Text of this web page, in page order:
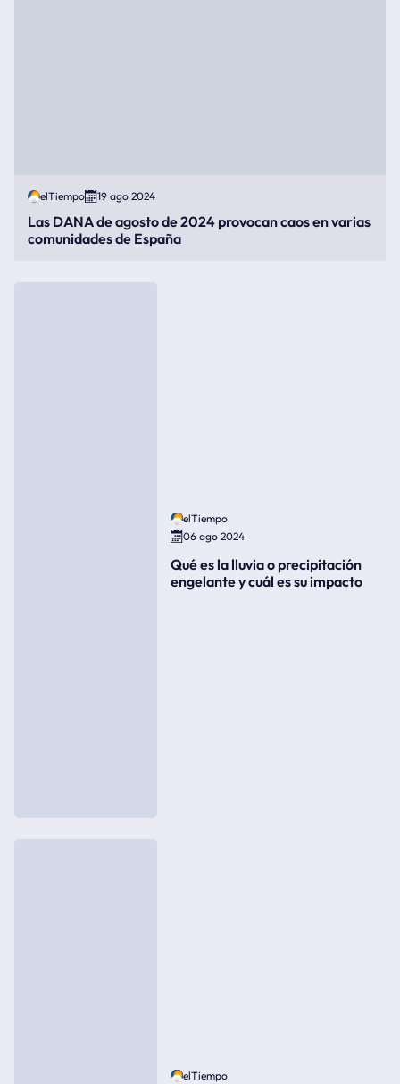
elTiempo 19 ago 2024
Las DANA de agosto de 2024 provocan caos en varias
comunidades de España
elTiempo
06 ago 2024
Qué es la lluvia o precipitación
engelante y cuál es su impacto
elTiempo